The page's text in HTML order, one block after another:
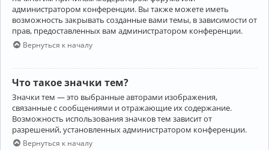
администратором конференции. Вы также можете иметь
возможность закрывать созданные вами темы, в зависимости от
прав, предоставленных вам администратором конференции.
Вернуться к началу
Что такое значки тем?
Значки тем — это выбранные авторами изображения,
связанные с сообщениями и отражающие их содержание.
Возможность использования значков тем зависит от
разрешений, установленных администратором конференции.
Вернуться к началу